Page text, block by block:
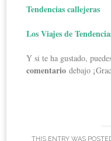
Tendencias callejeras
Los Viajes de
Y si te ha gustado,
comentario debajo
THIS ENTRY WAS